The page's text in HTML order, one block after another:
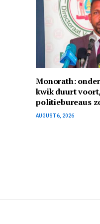
Monorath:
kwik duurt
politiebureaus
AUGUST 6, 2026